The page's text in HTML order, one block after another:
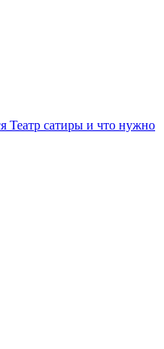
Театр сатиры и что нужно